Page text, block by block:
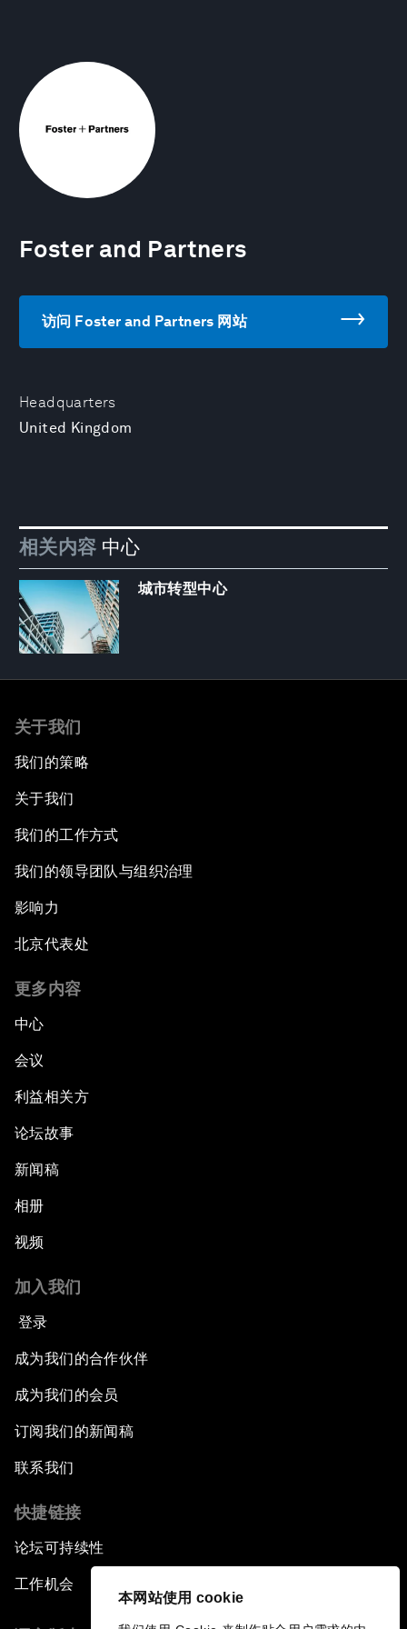
本网站使用 cookie
Headquarters
United Kingdom
Foster and Partners
访问 Foster and Partners 网站
相关内容 中心
城市转型中心
关于我们
我们的策略
关于我们
我们的工作方式
我们的领导团队与组织治理
影响力
北京代表处
更多内容
中心
会议
利益相关方
论坛故事
新闻稿
相册
视频
加入我们
登录
成为我们的合作伙伴
成为我们的会员
订阅我们的新闻稿
联系我们
快捷链接
论坛可持续性
工作机会